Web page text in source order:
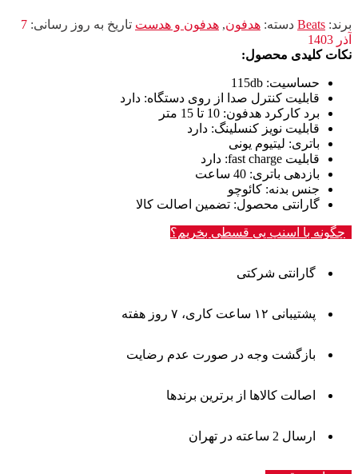
برند: Beats دسته: هدفون, هدفون و هدست تاریخ به روز رسانی: 7
آذر 1403
نکات کلیدی محصول:
حساسیت: 115db
قابلیت کنترل صدا از روی دستگاه: دارد
برد کارکرد هدفون: 10 تا 15 متر
قابلیت نویز کنسلینگ: دارد
باتری: لیتیوم یونی
قابلیت fast charge
: دارد
بازدهی باتری: 40 ساعت
جنس بدنه: کائوچو
گارانتی محصول: تضمین اصالت کالا
چگونه با اسنپ پی قسطی بخریم؟
گارانتی شرکتی
پشتیبانی ۱۲ ساعت کاری، ۷ روز هفته
بازگشت وجه در صورت عدم رضایت
اصالت کالاها از برترین برندها
ارسال 2 ساعته در تهران